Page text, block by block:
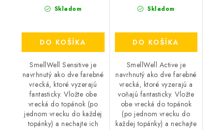
Skladom
DO KOŠÍKA
SmellWell Sensitive je
navrhnutý ako dve farebné
vrecká, ktoré vyzerajú
fantasticky. Vložte obe
vrecká do topánok (po
jednom vrecku do každej
topánky) a nechajte ich
Skladom
DO KOŠÍKA
SmellWell Active je
navrhnutý ako dve farebné
vrecká, ktoré vyzerajú a
voňajú fantasticky. Vložte
obe vrecká do topánok
(po jednom vrecku do
každej topánky) a nechajte